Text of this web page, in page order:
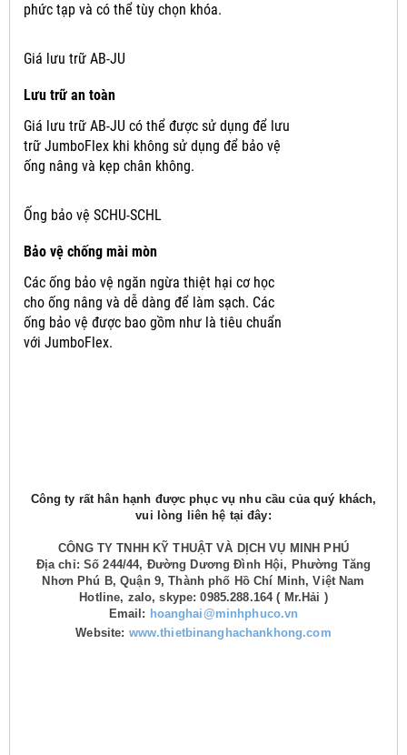
phức tạp và có thể tùy chọn khóa.
Giá lưu trữ AB-JU
Lưu trữ an toàn
Giá lưu trữ AB-JU có thể được sử dụng để lưu
trữ JumboFlex khi không sử dụng để bảo vệ
ống nâng và kẹp chân không.
Ống bảo vệ SCHU-SCHL
Bảo vệ chống mài mòn
Các ống bảo vệ ngăn ngừa thiệt hại cơ học
cho ống nâng và dễ dàng để làm sạch. Các
ống bảo vệ được bao gồm như là tiêu chuẩn
với JumboFlex.
Công ty rất hân hạnh được phục vụ nhu cầu của quý khách,
vui lòng liên hệ tại đây:
CÔNG TY TNHH KỸ THUẬT VÀ DỊCH VỤ MINH PHÚ
Địa chỉ: Số 244/44, Đường Dương Đình Hội, Phường Tăng
Nhơn Phú B, Quận 9, Thành phố Hồ Chí Minh, Việt Nam
Hotline, zalo, skype: 0985.288.164 ( Mr.Hải )
Email: hoanghai@minhphuco.vn
Website: www.thietbinanghachankhong.com